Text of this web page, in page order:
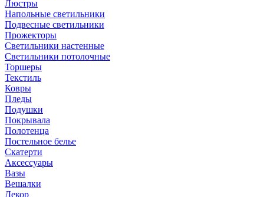
Люстры
Напольные светильники
Подвесные светильники
Прожекторы
Светильники настенные
Светильники потолочные
Торшеры
Текстиль
Ковры
Пледы
Подушки
Покрывала
Полотенца
Постельное белье
Скатерти
Аксессуары
Вазы
Вешалки
Декор